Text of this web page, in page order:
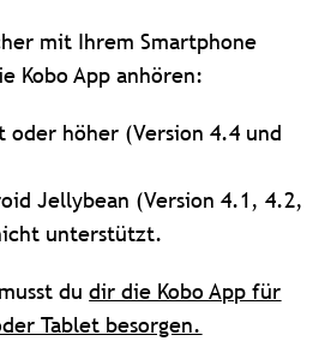
mit Ihrem Smartphone
Kobo App anhören:
oder höher (Version 4.4 und
Jellybean (Version 4.1, 4.2,
unterstützt.
dudir die Kobo App für
Tablet besorgen.